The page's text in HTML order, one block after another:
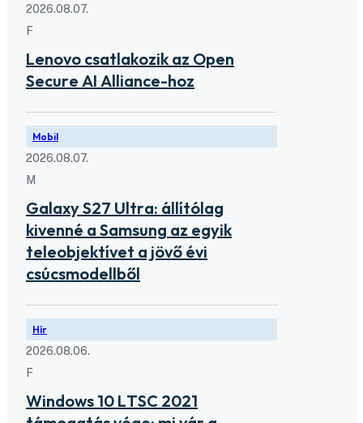
2026.08.07.
F
Lenovo csatlakozik az Open
Secure AI Alliance-hoz
Mobil
2026.08.07.
M
Galaxy S27 Ultra: állítólag
kivenné a Samsung az egyik
teleobjektívet a jövő évi
csúcsmodellből
Hír
2026.08.06.
F
Windows 10 LTSC 2021